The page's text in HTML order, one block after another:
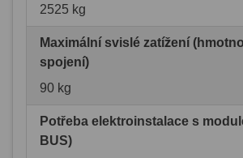
2525 kg
Maximální svislé zatížení
spojení)
90 kg
Potřeba elektroinstalace s
BUS)